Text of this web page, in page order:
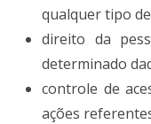
qualquer tipo
direito da
determinado
controle de
ações